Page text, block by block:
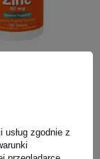
jutrozgodnie z